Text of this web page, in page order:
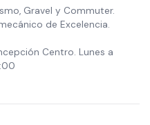
Gravel y Commuter.
de Excelencia.
Centro. Lunes a